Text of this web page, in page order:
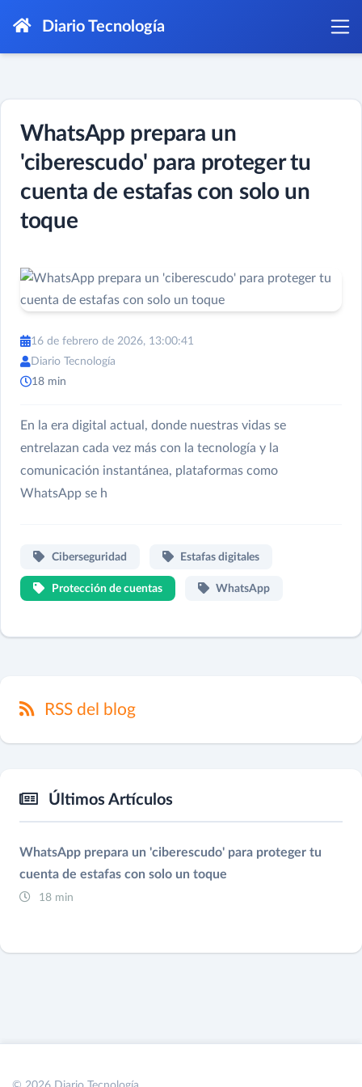
Diario Tecnología
WhatsApp prepara un
'ciberescudo' para proteger tu
cuenta de estafas con solo un
toque
16 de febrero de 2026, 13:00:41
Diario Tecnología
18 min
En la era digital actual, donde nuestras vidas se
entrelazan cada vez más con la tecnología y la
comunicación instantánea, plataformas como
WhatsApp se h
Ciberseguridad Estafas digitales
Protección de cuentas WhatsApp
RSS del blog
Últimos Artículos
WhatsApp prepara un 'ciberescudo' para proteger tu
cuenta de estafas con solo un toque
18 min